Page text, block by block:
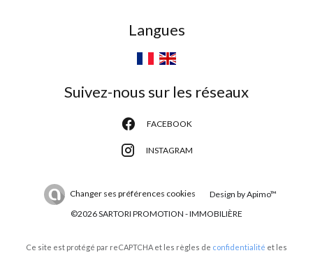
Langues
Suivez-nous sur les réseaux
FACEBOOK
INSTAGRAM
Changer ses préférences cookies Design byApimo™
©2026 SARTORI PROMOTION - IMMOBILIÈRE
Ce site est protégé par reCAPTCHA et les règles de confidentialité et les